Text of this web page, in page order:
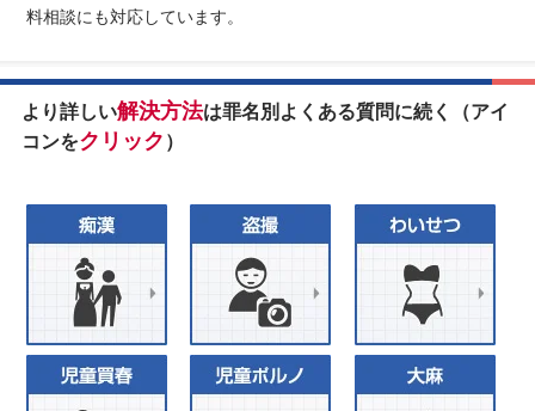
料相談にも対応しています。
より詳しい解決方法は罪名別よくある質問に続く（アイ
コンをクリック ）